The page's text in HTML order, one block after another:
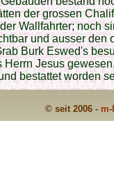
der grossen
Wallfahrter; noch
und ausser den
Burk Eswed's
Herrn Jesus
bestattet worden
© seit 2006 -